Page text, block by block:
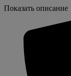
Показать описание